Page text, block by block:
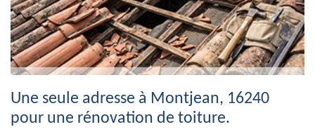
Une seule adresse à Montjean, 16240
pour une rénovation de toiture.